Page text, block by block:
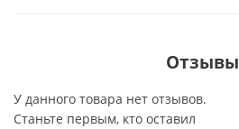
Отзывы
У данного товара нет отзывов.
Станьте первым, кто оставил